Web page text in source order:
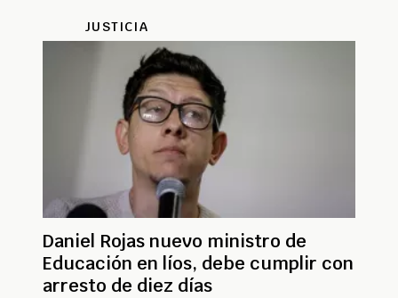
JUSTICIA
Daniel Rojas nuevo ministro de
Educación en líos, debe cumplir con
arresto de diez días